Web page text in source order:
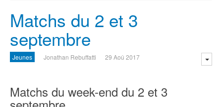
Matchs du 2 et 3
septembre
Jeunes Jonathan Rebuffatti 29 Aoû 2017
Matchs du week-end du 2 et 3